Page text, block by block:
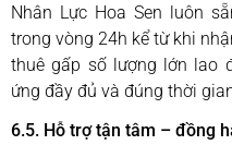
Nhân Lực Hoa Sen luôn
trong vòng 24h kể từ khi
thuê gấp số lượng lớn lao
ứng đầy đủ và đúng thời
6.5. Hỗ trợ tận tâm – đồng